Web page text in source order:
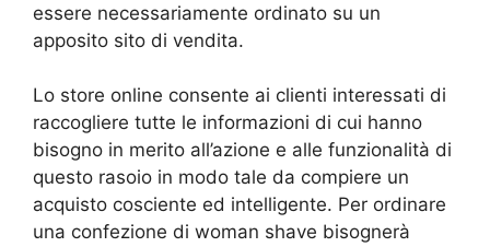
essere necessariamente ordinato su un
apposito sito di vendita.
Lo store online consente ai clienti interessati di
raccogliere tutte le informazioni di cui hanno
bisogno in merito all’azione e alle funzionalità di
questo rasoio in modo tale da compiere un
acquisto cosciente ed intelligente. Per ordinare
una confezione di woman shave bisognerà